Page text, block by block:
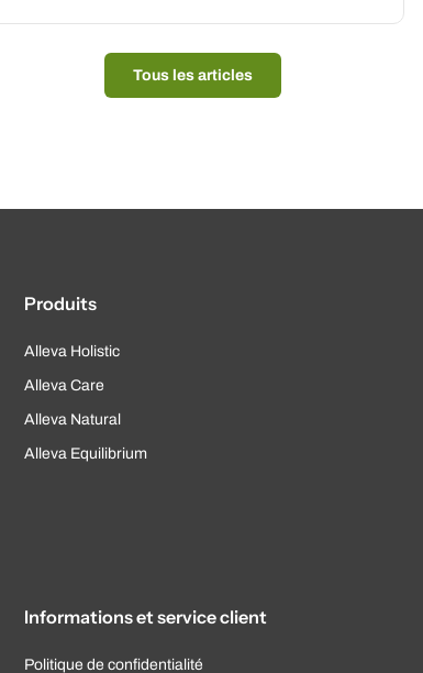
Tous les articles
Produits
Alleva Holistic
Alleva Care
Alleva Natural
Alleva Equilibrium
Informations et service client
Politique de confidentialité